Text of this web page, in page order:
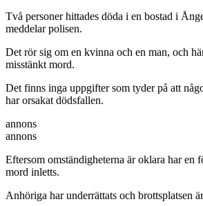
Två personer hittades döda i en bostad i
meddelar polisen.
Det rör sig om en kvinna och en man, och
misstänkt mord.
Det finns inga uppgifter som tyder på att
har orsakat dödsfallen.
annons
annons
Eftersom omständigheterna är oklara har en
mord inletts.
Anhöriga har underrättats och brottsplatsen